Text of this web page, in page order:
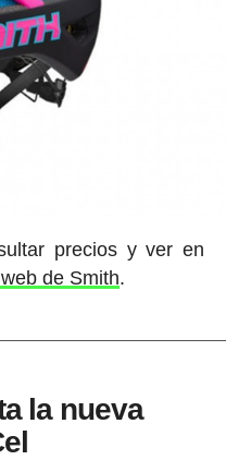
precios y ver en
web de Smith.
la nueva